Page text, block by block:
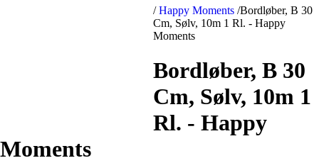
/ Happy Moments /Bordløber, B 30
Cm, Sølv, 10m 1 Rl. - Happy
Moments
Bordløber, B 30
Cm, Sølv, 10m 1
Rl. - Happy
Moments